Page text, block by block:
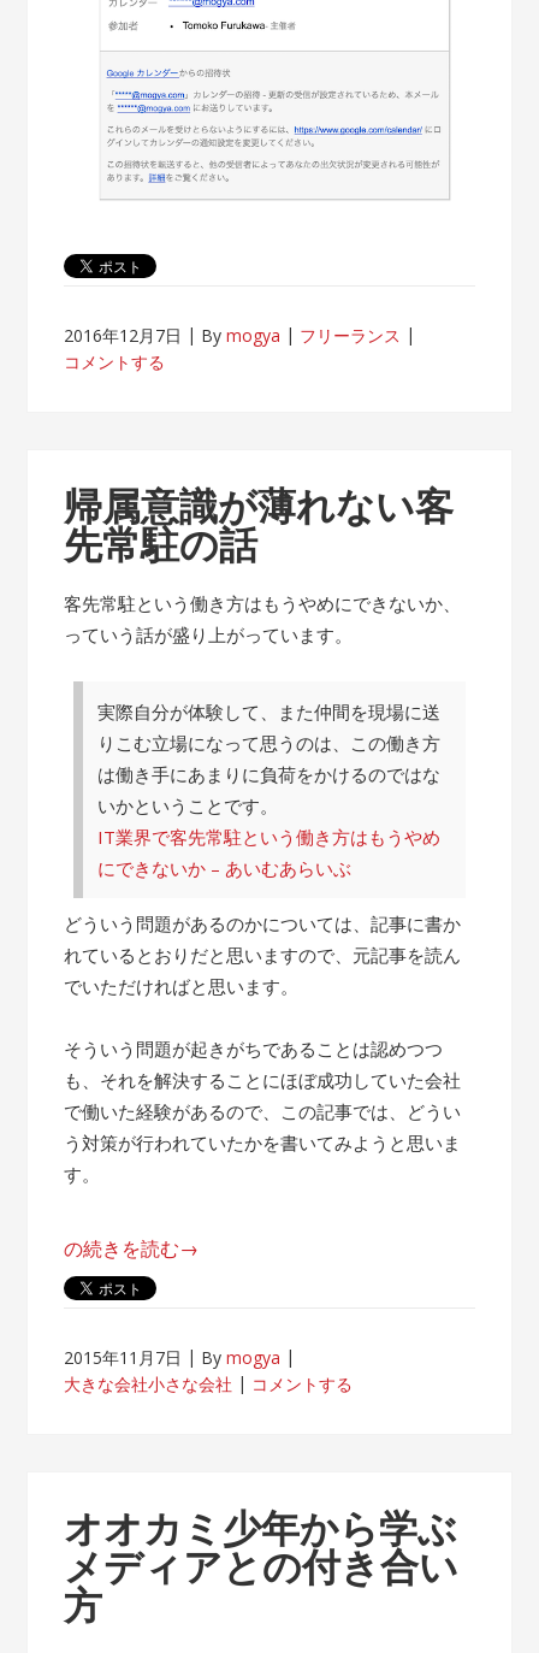
2016年12月7日 Bymogya
フリーランス
コメントする
帰属意識が薄れない客
先常駐の話
客先常駐という働き方はもうやめにできないか、
っていう話が盛り上がっています。
実際自分が体験して、また仲間を現場に送
りこむ立場になって思うのは、この働き方
は働き手にあまりに負荷をかけるのではな
いかということです。
IT業界で客先常駐という働き方はもうやめ
にできないか – あいむあらいぶ
どういう問題があるのかについては、記事に書か
れているとおりだと思いますので、元記事を読ん
でいただければと思います。
そういう問題が起きがちであることは認めつつ
も、それを解決することにほぼ成功していた会社
で働いた経験があるので、この記事では、どうい
う対策が行われていたかを書いてみようと思いま
す。
“帰
属
が
客
先
常
駐
の続きを読む→
2015年11月7日 Bymogya
大きな会社小さな会社
コメントする
オオカミ少年から学ぶ
メディアとの付き合い
方